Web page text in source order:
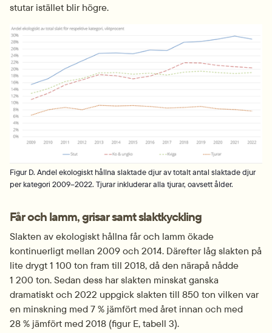
stutar istället blir högre.
Figur D. Andel ekologiskt hållna slaktade djur av totalt antal slaktade djur
per kategori 2009–2022. Tjurar inkluderar alla tjurar, oavsett ålder.
Får och lamm, grisar samt slaktkyckling
Slakten av ekologiskt hållna får och lamm ökade
kontinuerligt mellan 2009 och 2014. Därefter låg slakten på
lite drygt 1 100 ton fram till 2018, då den närapå nådde
1 200 ton. Sedan dess har slakten minskat ganska
dramatiskt och 2022 uppgick slakten till 850 ton vilken var
en minskning med 7 % jämfört med året innan och med
28 % jämfört med 2018 (figur E, tabell 3).